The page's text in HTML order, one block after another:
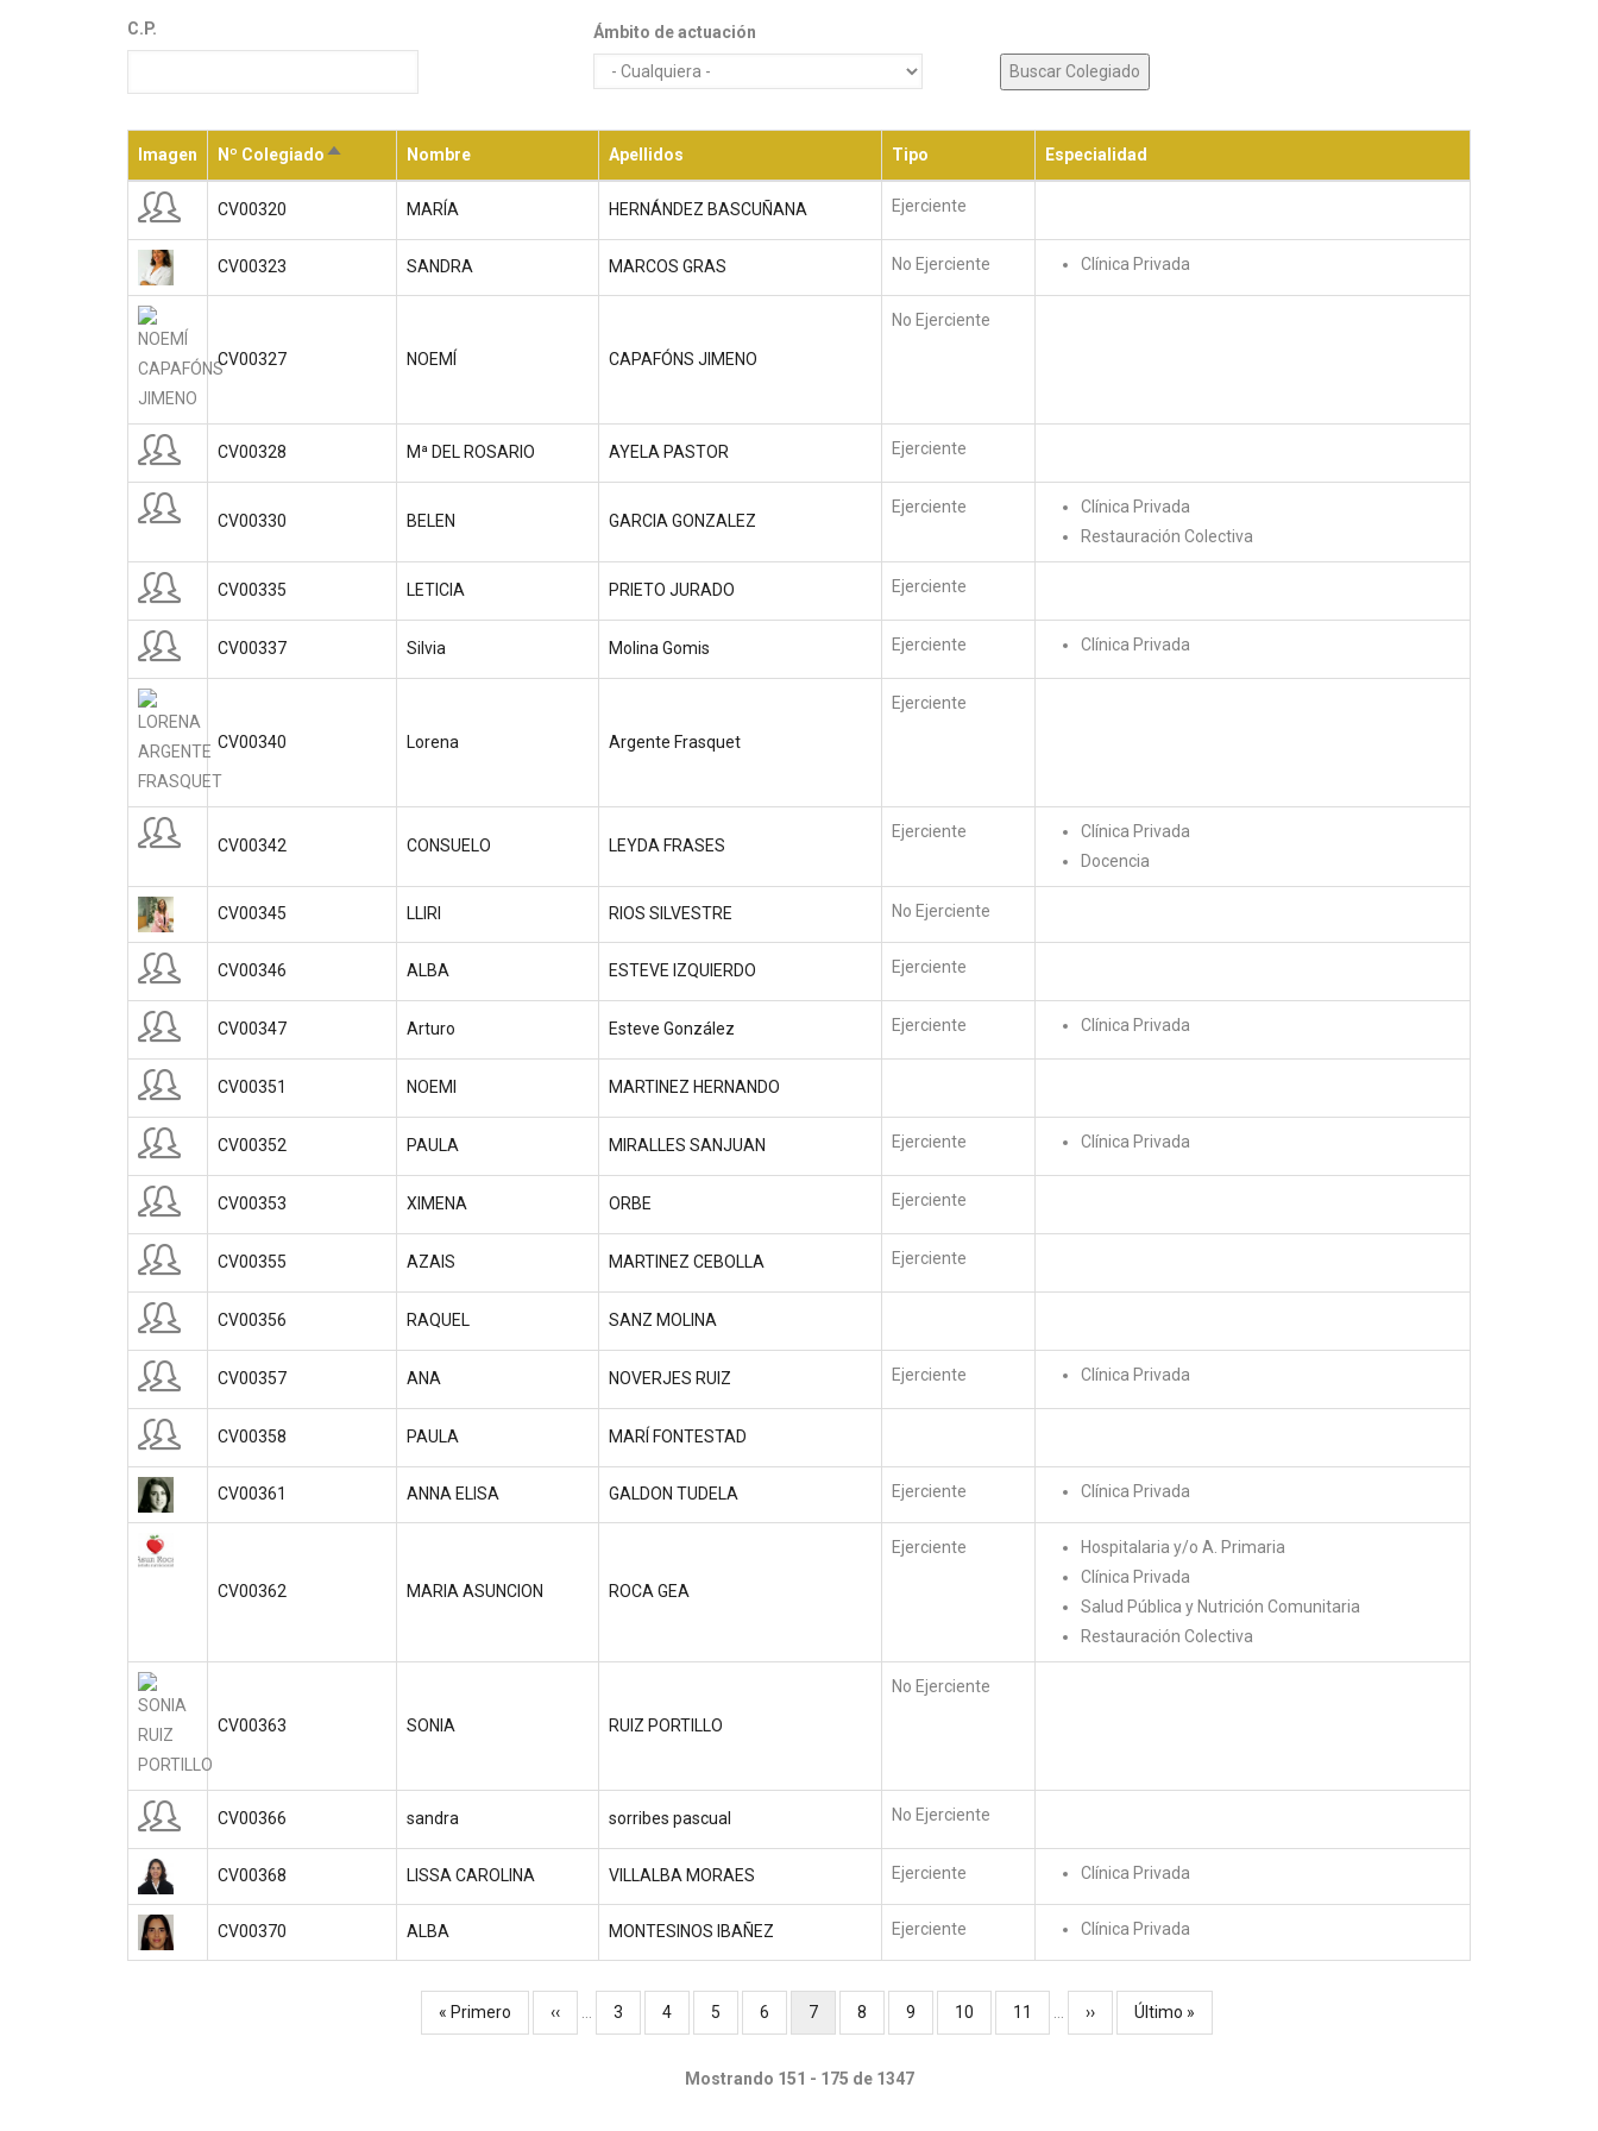
C.P. Ámbito de actuación
Imagen Nº ColegiadoOrdenar
descendente
Nombre Apellidos Tipo Especialidad
CV00320 MARÍA HERNÁNDEZ BASCUÑANA Ejerciente
CV00323 SANDRA MARCOS GRAS No Ejerciente Clínica Privada
CV00327 NOEMÍ CAPAFÓNS JIMENO
No Ejerciente
CV00328 Mª DEL ROSARIO AYELA PASTOR Ejerciente
CV00330 BELEN GARCIA GONZALEZ
Ejerciente
Clínica Privada
Restauración Colectiva
CV00335 LETICIA PRIETO JURADO Ejerciente
CV00337 Silvia Molina Gomis Ejerciente Clínica Privada
CV00340 Lorena Argente Frasquet
Ejerciente
CV00342 CONSUELO LEYDA FRASES
Ejerciente
Clínica Privada
Docencia
CV00345 LLIRI RIOS SILVESTRE No Ejerciente
CV00346 ALBA ESTEVE IZQUIERDO Ejerciente
CV00347 Arturo Esteve González Ejerciente Clínica Privada
CV00351 NOEMI MARTINEZ HERNANDO
CV00352 PAULA MIRALLES SANJUAN Ejerciente Clínica Privada
CV00353 XIMENA ORBE Ejerciente
CV00355 AZAIS MARTINEZ CEBOLLA Ejerciente
CV00356 RAQUEL SANZ MOLINA
CV00357 ANA NOVERJES RUIZ Ejerciente Clínica Privada
CV00358 PAULA MARÍ FONTESTAD
CV00361 ANNA ELISA GALDON TUDELA Ejerciente Clínica Privada
CV00362 MARIA ASUNCION ROCA GEA
Ejerciente
Hospitalaria y/o A. Primaria
Clínica Privada
Salud Pública y Nutrición Comunitaria
Restauración Colectiva
CV00363 SONIA RUIZ PORTILLO
No Ejerciente
CV00366 sandra sorribes pascual No Ejerciente
CV00368 LISSA CAROLINA VILLALBA MORAES Ejerciente Clínica Privada
CV00370 ALBA MONTESINOS IBAÑEZ Ejerciente Clínica Privada
Primera
« Primero
Página
‹‹ … Página
3 Página
4 Página
5 Página
6
Página
7 Página
8 Página
9 Página
10 Página
11 …
Siguiente
››
Última
Último »
Mostrando 151 - 175 de 1347